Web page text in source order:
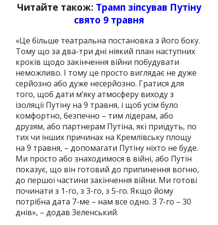
Читайте також: Трамп зіпсував Путіну
свято 9 травня
«Це більше театральна постановка з його боку.
Тому що за два-три дні ніякий план наступних
кроків щодо закінчення війни побудувати
неможливо. І тому це просто виглядає не дуже
серйозно або дуже несерйозно. Гратися для
того, щоб дати м’яку атмосферу виходу з
ізоляції Путіну на 9 травня, і щоб усім було
комфортно, безпечно – тим лідерам, або
друзям, або партнерам Путіна, які приїдуть, по
тих чи інших причинах на Кремлівську площу
на 9 травня, – допомагати Путіну ніхто не буде.
Ми просто або знаходимося в війні, або Путін
показує, що він готовий до припинення вогню,
до першої частини закінчення війни. Ми готові
починати з 1-го, з 3-го, з 5-го. Якщо йому
потрібна дата 7-ме – нам все одно. З 7-го – 30
днів», – додав Зеленський.